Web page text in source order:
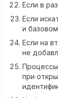
Если в
Если
и
Если на
не
при